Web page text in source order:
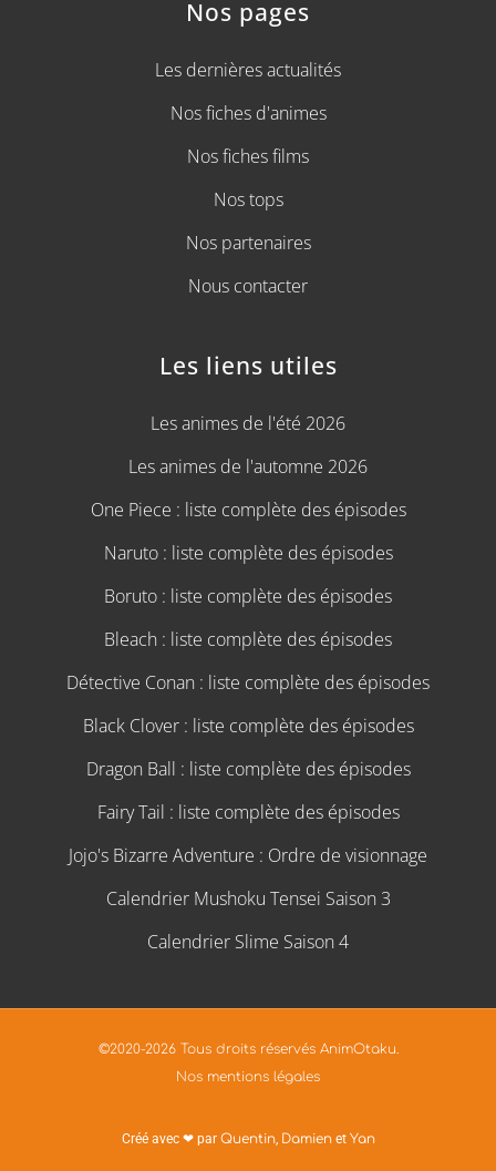
Nos pages
Les dernières actualités
Nos fiches d'animes
Nos fiches films
Nos tops
Nos partenaires
Nous contacter
Les liens utiles
Les animes de l'été 2026
Les animes de l'automne 2026
One Piece : liste complète des épisodes
Naruto : liste complète des épisodes
Boruto : liste complète des épisodes
Bleach : liste complète des épisodes
Détective Conan : liste complète des épisodes
Black Clover : liste complète des épisodes
Dragon Ball : liste complète des épisodes
Fairy Tail : liste complète des épisodes
Jojo's Bizarre Adventure : Ordre de visionnage
Calendrier Mushoku Tensei Saison 3
Calendrier Slime Saison 4
©2020-2026 Tous droits réservés AnimOtaku.
Nos mentions légales
Créé avec ❤ par Quentin, Damienet Yan